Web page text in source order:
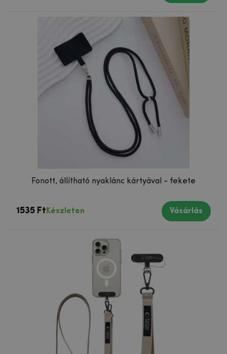
Fonott, állítható nyaklánc kártyával - fekete
1535 Ft Készleten Vásárlás